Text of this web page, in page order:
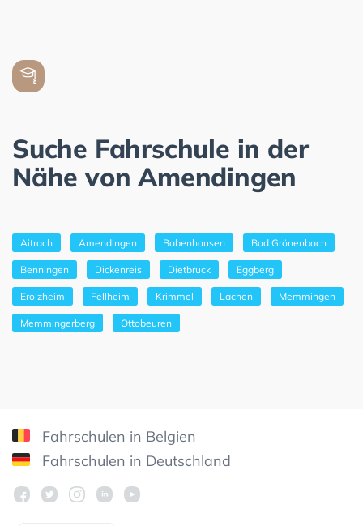
Suche Fahrschule in der
Nähe von Amendingen
Aitrach Amendingen Babenhausen Bad Grönenbach
Benningen Dickenreis Dietbruck Eggberg
Erolzheim Fellheim Krimmel Lachen Memmingen
Memmingerberg Ottobeuren
Fahrschulen in Belgien
Fahrschulen in Deutschland